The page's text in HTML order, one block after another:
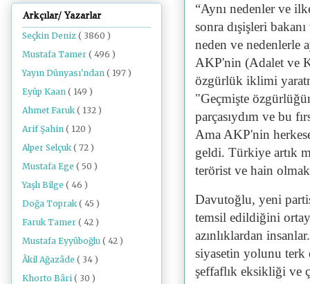
“Aynı nedenler ve
sonra dışişleri
neden ve nedenlerle
AKP'nin (Adalet ve
özgürlük iklimi
"Geçmişte
parçasıydım ve bu
Ama AKP'nin
geldi. Türkiye artık
terörist ve hain
Davutoğlu, yeni
temsil edildiğini
azınlıklardan
siyasetin yolunu terk
şeffaflık eksikliği ve
Arkçılar/ Yazarlar
Seçkin Deniz ( 3860 )
Mustafa Tamer ( 496 )
Yayın Dünyası'ndan ( 197 )
Eyüp Kaan ( 149 )
Ahmet Faruk ( 132 )
Arif Şahin ( 120 )
Alper Selçuk ( 72 )
Mustafa Ege ( 50 )
Yaşlı Bilge ( 46 )
Doğa Toprak ( 45 )
Faruk Tamer ( 42 )
Mustafa Eyyüboğlu ( 42 )
Âkil Ağazâde ( 34 )
Khorto Bâri ( 30 )